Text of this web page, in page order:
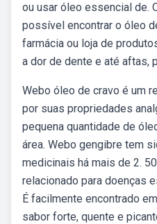
ou usar óleo essencial de.
possível encontrar o óleo
farmácia ou loja de
a dor de dente e até aftas,
Webo óleo de cravo é um
por suas propriedades
pequena quantidade de
área. Webo gengibre tem
medicinais há mais de 2.
relacionado para doenças
É facilmente encontrado
sabor forte, quente e